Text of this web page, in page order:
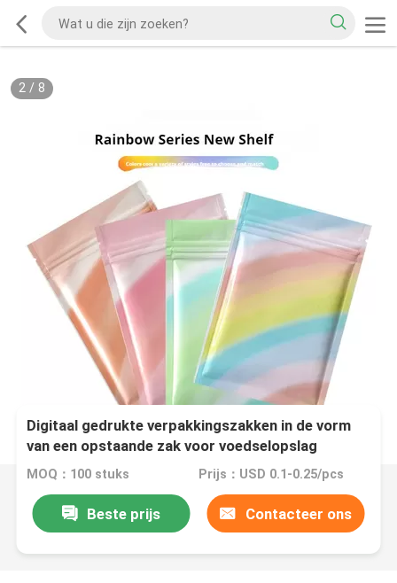
2/ 8
Digitaal gedrukte verpakkingszakken in de vorm
van een opstaande zak voor voedselopslag
MOQ：100 stuks Prijs：USD 0.1-0.25/pcs
Beste prijs Contacteer ons